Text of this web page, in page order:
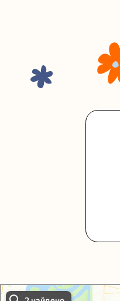
Упаковали Онлайн в Москве
Москва